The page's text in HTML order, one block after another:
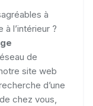
à
l’intérieur ?
de
site web
d’une
chez vous,